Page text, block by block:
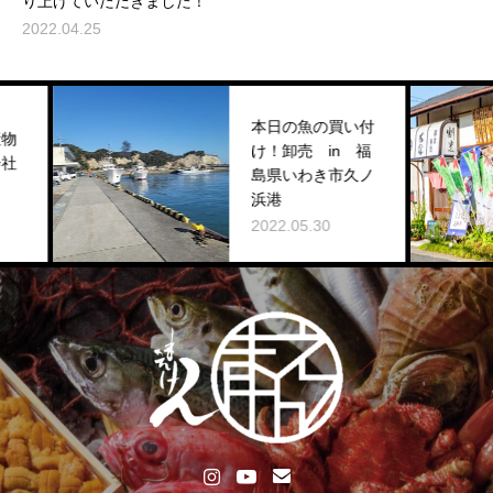
2022.04.25
本日の魚の買い付
け！卸売 in 福
島県いわき市久ノ
浜港
2022.05.30